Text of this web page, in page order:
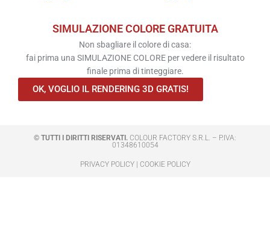
SIMULAZIONE COLORE GRATUITA
Non sbagliare il colore di casa:
fai prima una SIMULAZIONE COLORE per vedere il risultato
finale prima di tinteggiare.
OK, VOGLIO IL RENDERING 3D GRATIS!
© TUTTI I DIRITTI RISERVATI. COLOUR FACTORY S.R.L. – P.IVA:
01348610054
PRIVACY POLICY | COOKIE POLICY